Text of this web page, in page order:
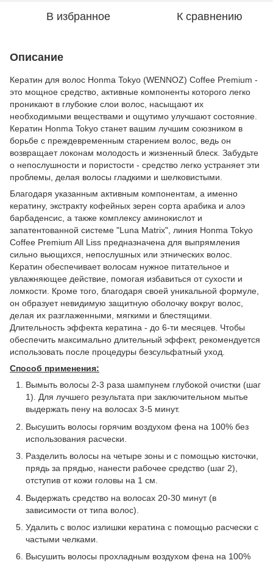
В избранное К сравнению
Описание
Кератин для волос Honma Tokyo (WENNOZ) Coffee Premium -
это мощное средство, активные компоненты которого легко
проникают в глубокие слои волос, насыщают их
необходимыми веществами и ощутимо улучшают состояние.
Кератин Honma Tokyo станет вашим лучшим союзником в
борьбе с преждевременным старением волос, ведь он
возвращает локонам молодость и жизненный блеск. Забудьте
о непослушности и пористости - средство легко устраняет эти
проблемы, делая волосы гладкими и шелковистыми.
Благодаря указанным активным компонентам, а именно
кератину, экстракту кофейных зерен сорта арабика и алоэ
барбаденсис, а также комплексу аминокислот и
запатентованной системе "Luna Matrix", линия Honma Tokyo
Coffee Premium All Liss предназначена для выпрямления
сильно вьющихся, непослушных или этнических волос.
Кератин обеспечивает волосам нужное питательное и
увлажняющее действие, помогая избавиться от сухости и
ломкости. Кроме того, благодаря своей уникальной формуле,
он образует невидимую защитную оболочку вокруг волос,
делая их разглаженными, мягкими и блестящими.
Длительность эффекта кератина - до 6-ти месяцев. Чтобы
обеспечить максимально длительный эффект, рекомендуется
использовать после процедуры безсульфатный уход.
Способ применения:
Вымыть волосы 2-3 раза шампунем глубокой очистки (шаг
1). Для лучшего результата при заключительном мытье
выдержать пену на волосах 3-5 минут.
Высушить волосы горячим воздухом фена на 100% без
использования расчески.
Разделить волосы на четыре зоны и с помощью кисточки,
прядь за прядью, нанести рабочее средство (шаг 2),
отступив от кожи головы на 1 см.
Выдержать средство на волосах 20-30 минут (в
зависимости от типа волос).
Удалить с волос излишки кератина с помощью расчески с
частыми челками.
Высушить волосы прохладным воздухом фена на 100%